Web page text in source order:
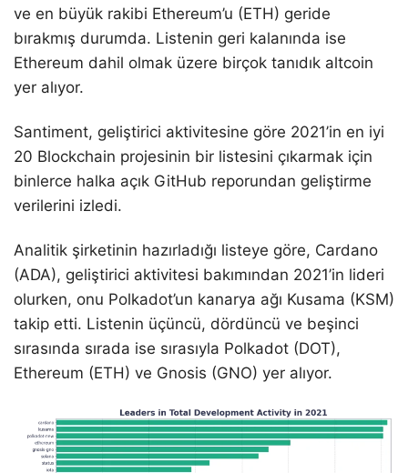
ve en büyük rakibi Ethereum’u (ETH) geride
bırakmış durumda. Listenin geri kalanında ise
Ethereum dahil olmak üzere birçok tanıdık altcoin
yer alıyor.
Santiment, geliştirici aktivitesine göre 2021’in en iyi
20 Blockchain projesinin bir listesini çıkarmak için
binlerce halka açık GitHub reporundan geliştirme
verilerini izledi.
Analitik şirketinin hazırladığı listeye göre, Cardano
(ADA), geliştirici aktivitesi bakımından 2021’in lideri
olurken, onu Polkadot’un kanarya ağı Kusama (KSM)
takip etti. Listenin üçüncü, dördüncü ve beşinci
sırasında sırada ise sırasıyla Polkadot (DOT),
Ethereum (ETH) ve Gnosis (GNO) yer alıyor.